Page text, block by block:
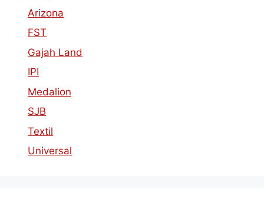
Arizona
FST
Gajah Land
IPI
Medalion
SJB
Textil
Universal